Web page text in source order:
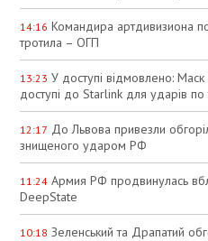
14:16 Командира артдивизиона
тротила – ОГП
13:23 У доступі відмовлено:
доступі до Starlink для ударів по
12:17 До Львова привезли
знищеного ударом РФ
11:24 Армия РФ продвинулась
DeepState
10:18 Зеленський та Драпатий